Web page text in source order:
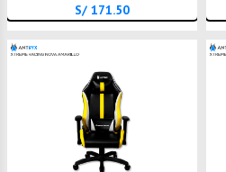
S/ 171.50